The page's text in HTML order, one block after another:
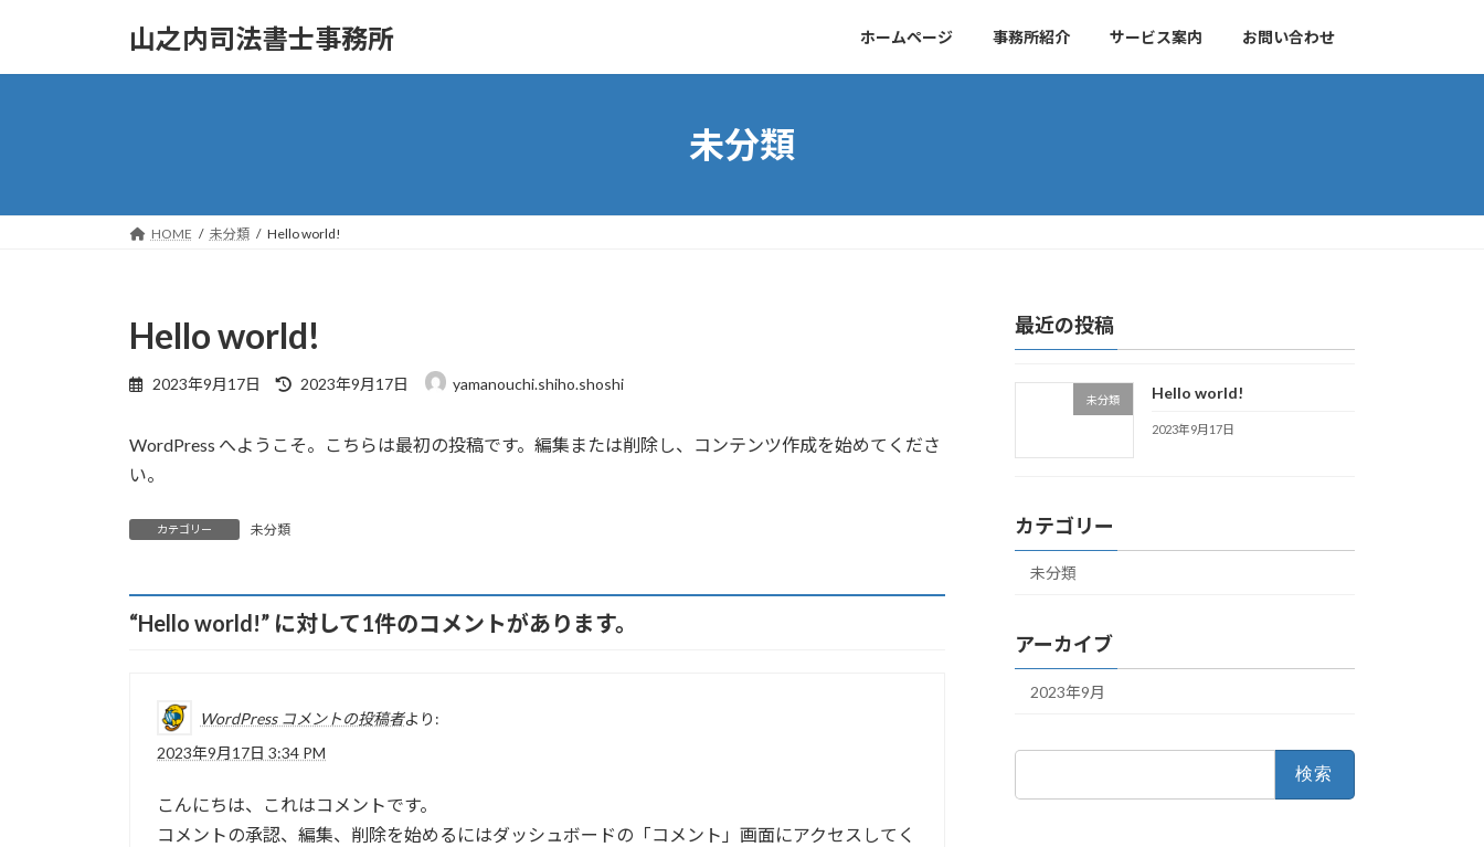
山之内司法書士事務所 ホームページ 事務所紹介 サービス案内 お問い合わせ
未分類
HOME 未分類 Hello world!
Hello world!
2023年9月17日
最
新
2023年9月17日 yamanouchi.shiho.shoshi
WordPress へようこそ。こちらは最初の投稿です。編集または削除し、コンテンツ作成を始めてくださ
い。
カテゴリー 未分類
“Hello world!” に対して1件のコメントがあります。
WordPress コメントの投稿者より:
2023年9月17日 3:34 PM
こんにちは、これはコメントです。
コメントの承認、編集、削除を始めるにはダッシュボードの「コメント」画面にアクセスしてく
最近の投稿
未分類 Hello world!
2023年9月17日
カテゴリー
未分類
アーカイブ
2023年9月